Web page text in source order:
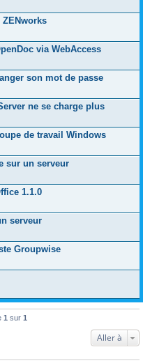
via WebAccess
son mot de passe
ne se charge plus
de travail Windows
sur un serveur
1.1.0
serveur
Groupwise
1 sur 1
Aller à